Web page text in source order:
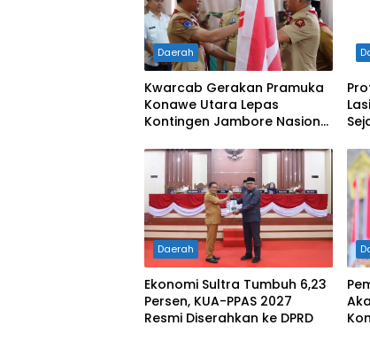
Daerah
Kwarcab Gerakan Pramuka
Konawe Utara Lepas
Kontingen Jambore Nasional
Tunjukkan Karakter Generasi
Muda Konut yang Disiplin
dan Berprestasi
Daerah
Ekonomi Sultra Tumbuh 6,23
Persen, KUA-PPAS 2027
Resmi Diserahkan ke DPRD